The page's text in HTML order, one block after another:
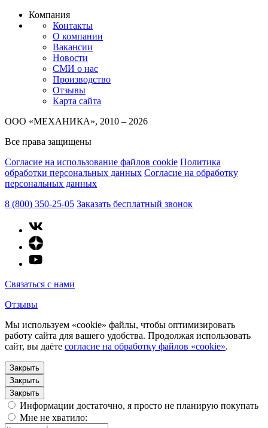
Компания
Контакты
О компании
Вакансии
Новости
СМИ о нас
Производство
Отзывы
Карта сайта
ООО «МЕХАНИКА», 2010 – 2026
Все права защищены
Согласие на использование файлов cookie Политика
обработки персональных данных Согласие на обработку
персональных данных
8 (800) 350-25-05 Заказать бесплатный звонок
Связаться с нами
Отзывы
Мы используем «cookie» файлы, чтобы оптимизировать
работу сайта для вашего удобства. Продолжая использовать
сайт, вы даёте согласие на обработку файлов «cookie».
Закрыть
Закрыть
Закрыть
Информации достаточно, я просто не планирую покупать
Мне не хватило: